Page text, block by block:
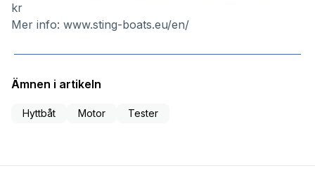
kr
Mer info: www.sting-boats.eu/en/
Ämnen i artikeln
Hyttbåt Motor Tester